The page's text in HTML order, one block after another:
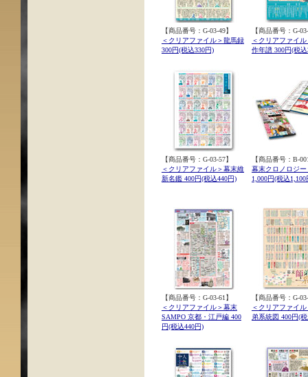
【商品番号：G-03-49】
＜クリアファイル＞龍馬録
300円(税込330円)
【商品番号：G-
＜クリアファイ
作年譜 300円(税込
【商品番号：G-03-57】
＜クリアファイル＞幕末維
新名鑑 400円(税込440円)
【商品番号：B-
幕末クロノロジ
1,000円(税込1,100
【商品番号：G-03-61】
＜クリアファイル＞幕末
SAMPO 京都・江戸編 400
円(税込440円)
【商品番号：G-
＜クリアファイ
弟系統図 400円(